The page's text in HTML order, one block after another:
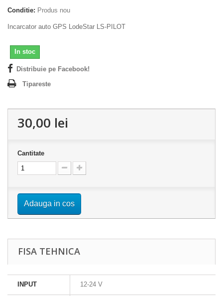
Conditie: Produs nou
Incarcator auto GPS LodeStar LS-PILOT
In stoc
Distribuie pe Facebook!
Tipareste
30,00 lei
Cantitate
Adauga in cos
FISA TEHNICA
INPUT 12-24 V